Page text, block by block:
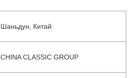
Шаньдун, Китай
CHINA CLASSIC GROUP